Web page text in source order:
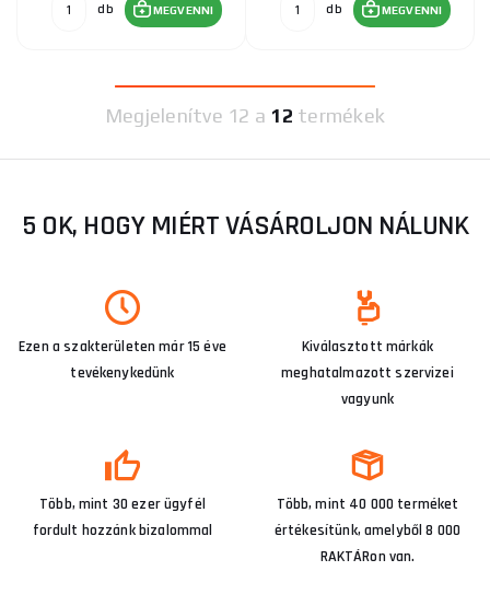
db MEGVENNI db MEGVENNI
Megjelenítve 12 a 12 termékek
5 OK, HOGY MIÉRT VÁSÁROLJON NÁLUNK
Ezen a szakterületen már 15 éve
tevékenykedünk
Kiválasztott márkák
meghatalmazott szervizei
vagyunk
Több, mint 30 ezer ügyfél
fordult hozzánk bizalommal
Több, mint 40 000 terméket
értékesítünk, amelyből 8 000
RAKTÁRon van.